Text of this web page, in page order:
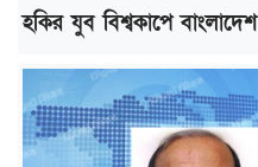
হকির যুব বিশ্বকাপে বাংলাদেশ